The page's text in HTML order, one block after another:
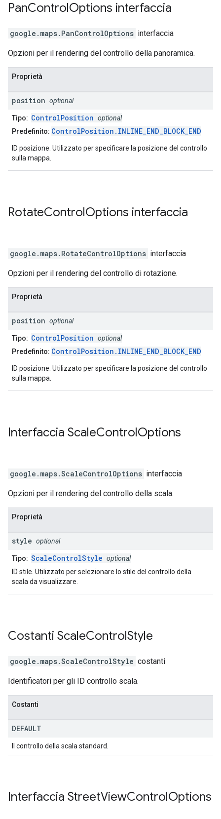
PanControlOptions interfaccia
google.maps. PanControlOptions interfaccia
Opzioni per il rendering del controllo della panoramica.
Proprietà
position optional
Tipo: ControlPosition optional
Predefinito: ControlPosition.INLINE_END_BLOCK_END
ID posizione. Utilizzato per specificare la posizione del controllo
sulla mappa.
RotateControlOptions interfaccia
google.maps. RotateControlOptions interfaccia
Opzioni per il rendering del controllo di rotazione.
Proprietà
position optional
Tipo: ControlPosition optional
Predefinito: ControlPosition.INLINE_END_BLOCK_END
ID posizione. Utilizzato per specificare la posizione del controllo
sulla mappa.
Interfaccia ScaleControlOptions
google.maps.ScaleControlOptions interfaccia
Opzioni per il rendering del controllo della scala.
Proprietà
style optional
Tipo: ScaleControlStyle optional
ID stile. Utilizzato per selezionare lo stile del controllo della
scala da visualizzare.
Costanti ScaleControlStyle
google.maps.ScaleControlStyle costanti
Identificatori per gli ID controllo scala.
Costanti
DEFAULT
Il controllo della scala standard.
Interfaccia StreetViewControlOptions